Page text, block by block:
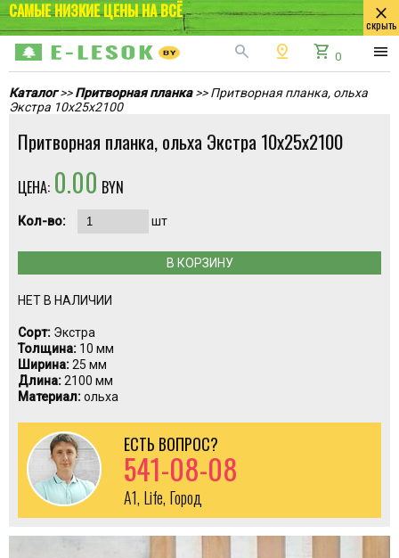
САМЫЕ НИЗКИЕ ЦЕНЫ НА ВСЁ close
скрыть
search pin_drop shopping_cart 0 menu
Каталог>>Притворная планка >> Притворная планка, ольха
Экстра 10x25x2100
Притворная планка, ольха Экстра 10x25x2100
ЦЕНА: 0.00 BYN
Кол-во: шт
В КОРЗИНУ
НЕТ В НАЛИЧИИ
Сорт: Экстра
Толщина: 10 мм
Ширина:25 мм
Длина:2100 мм
Материал:ольха
ЕСТЬ ВОПРОС?
541-08-08
A1, Life, Город